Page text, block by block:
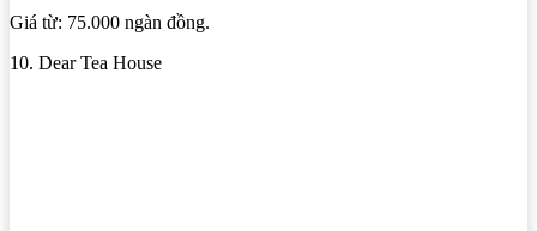
Giá từ: 75.000 ngàn đồng.
10. Dear Tea House